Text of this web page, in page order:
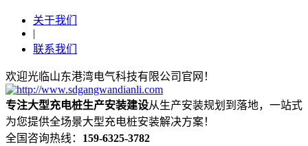
关于我们
|
联系我们
欢迎光临山东港湾电气科技有限公司官网！
专注大型充电桩生产安装建设从生产安装规划到落地，一站式
为您提供全场景大型充电桩安装解决方案！
全国咨询热线： 159-6325-3782